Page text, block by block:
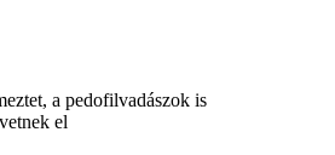
a pedofilvadászok is
el